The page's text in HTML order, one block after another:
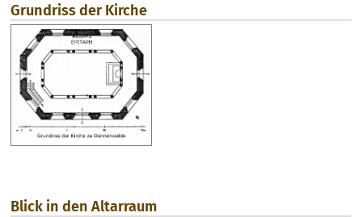
Grundriss der Kirche
Blick in den Altarraum